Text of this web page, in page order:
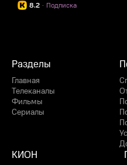
8.2 Подписка
·
Разделы
Главная
Телеканалы
Фильмы
Сериалы
КИОН